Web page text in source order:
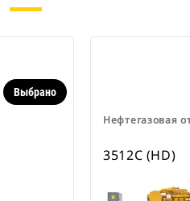
Выбрано
Нефтегазовая
3512C (HD)